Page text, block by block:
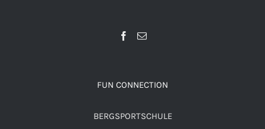
FUN CONNECTION
BERGSPORTSCHULE